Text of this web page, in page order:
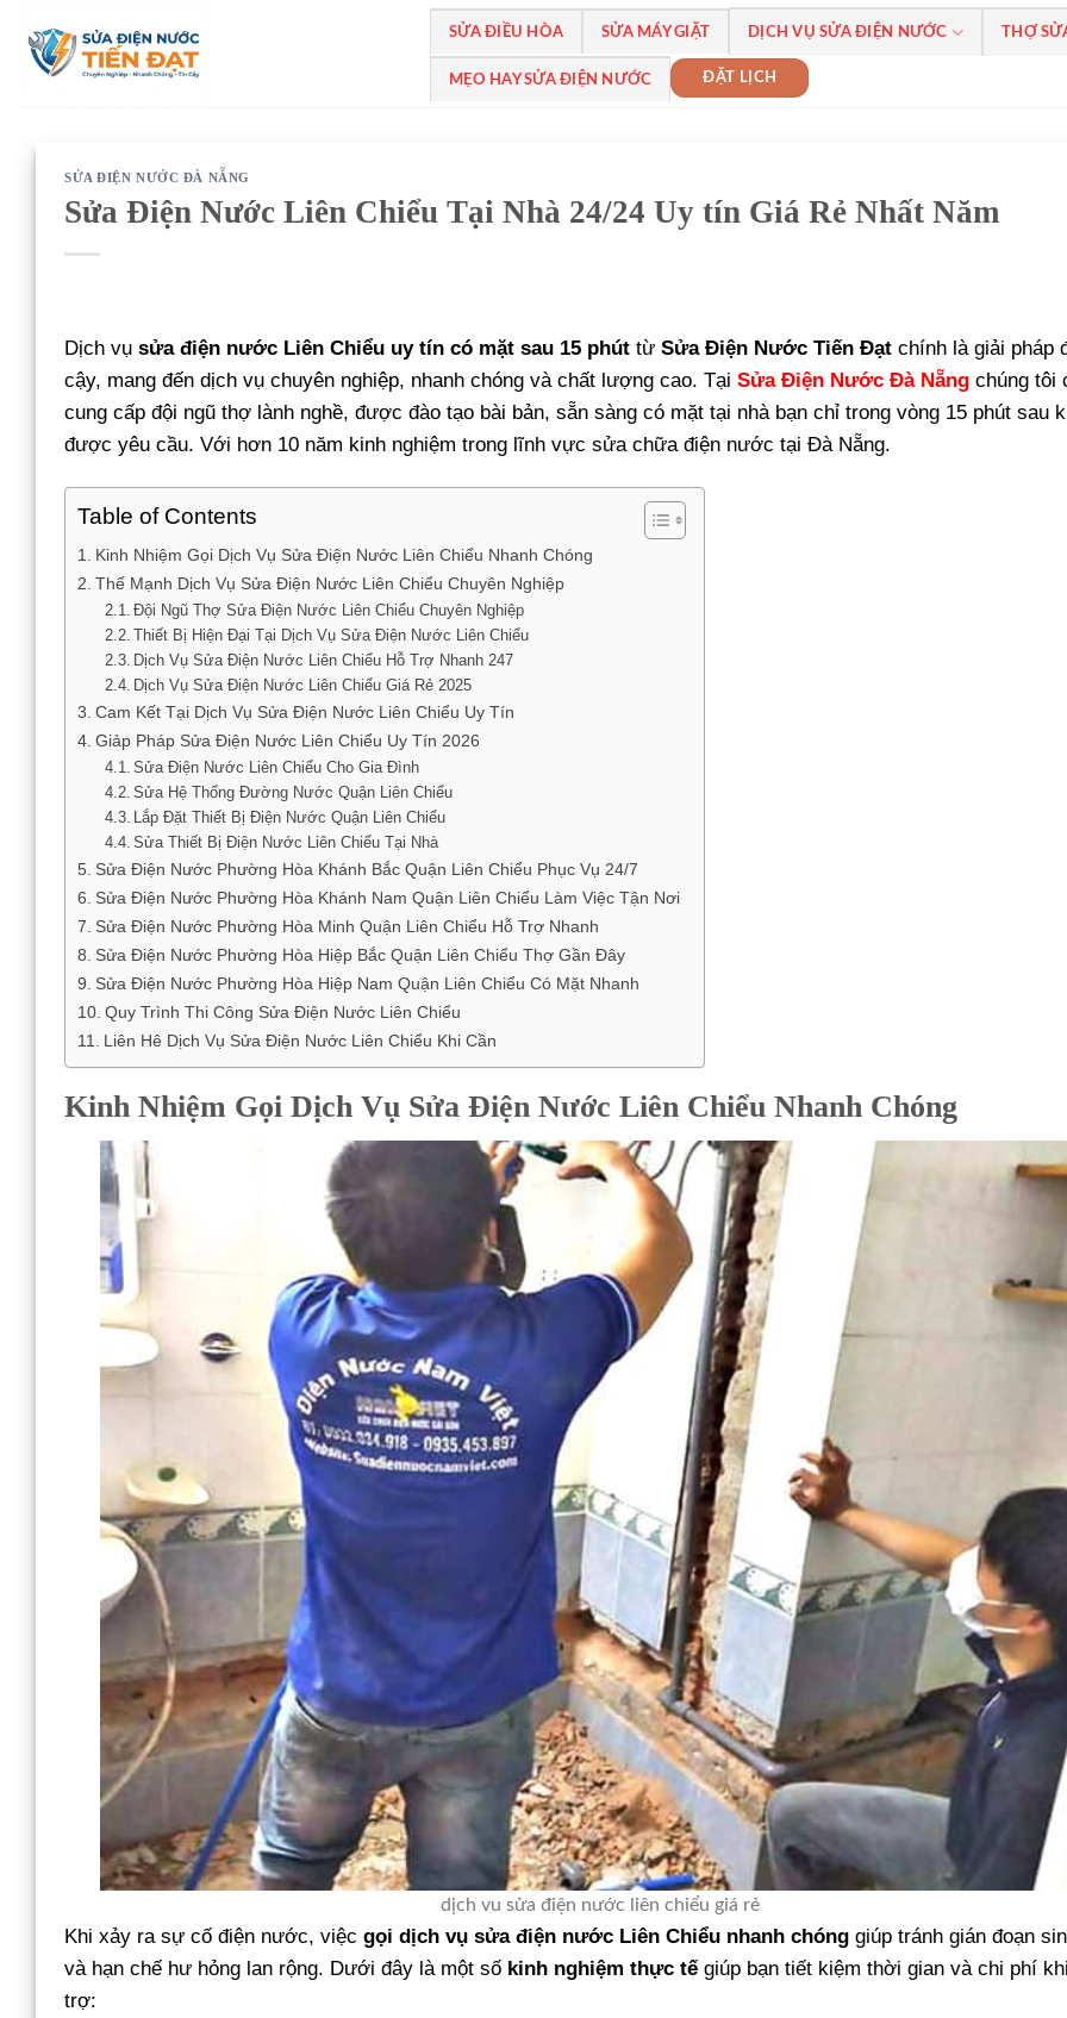
qua
SỬA ĐIỀU HÒA SỬA MÁY GIẶT DỊCH VỤ SỬA ĐIỆN NƯỚC THỢ
MẸO HAY SỬA ĐIỆN NƯỚC ĐẶT LỊCH
SỬA ĐIỆN NƯỚC ĐÀ NẴNG
Sửa Điện Nước Liên Chiểu Tại Nhà 24/24 Uy tín Giá Rẻ Nhất Năm
Dịch vụ sửa điện nước Liên Chiểu uy tín có mặt sau 15 phút từ Sửa Điện Nước Tiến Đạt chính là giải pháp
cậy, mang đến dịch vụ chuyên nghiệp, nhanh chóng và chất lượng cao. Tại Sửa Điện Nước Đà Nẵng chúng tôi
cung cấp đội ngũ thợ lành nghề, được đào tạo bài bản, sẵn sàng có mặt tại nhà bạn chỉ trong vòng 15 phút sau
được yêu cầu. Với hơn 10 năm kinh nghiệm trong lĩnh vực sửa chữa điện nước tại Đà Nẵng.
Table of Contents
Kinh Nhiệm Gọi Dịch Vụ Sửa Điện Nước Liên Chiểu Nhanh Chóng
Thế Mạnh Dịch Vụ Sửa Điện Nước Liên Chiểu Chuyên Nghiệp
Đội Ngũ Thợ Sửa Điện Nước Liên Chiểu Chuyên Nghiệp
Thiết Bị Hiện Đại Tại Dịch Vụ Sửa Điện Nước Liên Chiểu
Dịch Vụ Sửa Điện Nước Liên Chiểu Hỗ Trợ Nhanh 247
Dịch Vụ Sửa Điện Nước Liên Chiểu Giá Rẻ 2025
Cam Kết Tại Dịch Vụ Sửa Điện Nước Liên Chiểu Uy Tín
Giảp Pháp Sửa Điện Nước Liên Chiểu Uy Tín 2026
Sửa Điện Nước Liên Chiểu Cho Gia Đình
Sửa Hệ Thống Đường Nước Quận Liên Chiểu
Lắp Đặt Thiết Bị Điện Nước Quận Liên Chiểu
Sửa Thiết Bị Điện Nước Liên Chiểu Tại Nhà
Sửa Điện Nước Phường Hòa Khánh Bắc Quận Liên Chiểu Phục Vụ 24/7
Sửa Điện Nước Phường Hòa Khánh Nam Quận Liên Chiểu Làm Việc Tận Nơi
Sửa Điện Nước Phường Hòa Minh Quận Liên Chiểu Hỗ Trợ Nhanh
Sửa Điện Nước Phường Hòa Hiệp Bắc Quận Liên Chiểu Thợ Gần Đây
Sửa Điện Nước Phường Hòa Hiệp Nam Quận Liên Chiểu Có Mặt Nhanh
Quy Trình Thi Công Sửa Điện Nước Liên Chiểu
Liên Hê Dịch Vụ Sửa Điện Nước Liên Chiểu Khi Cần
Kinh Nhiệm Gọi Dịch Vụ Sửa Điện Nước Liên Chiểu Nhanh Chóng
dịch vu sửa điện nước liên chiểu giá rẻ
Khi xảy ra sự cố điện nước, việc gọi dịch vụ sửa điện nước Liên Chiểu nhanh chóng giúp tránh gián đoạn
và hạn chế hư hỏng lan rộng. Dưới đây là một số kinh nghiệm thực tế giúp bạn tiết kiệm thời gian và chi phí
trợ: